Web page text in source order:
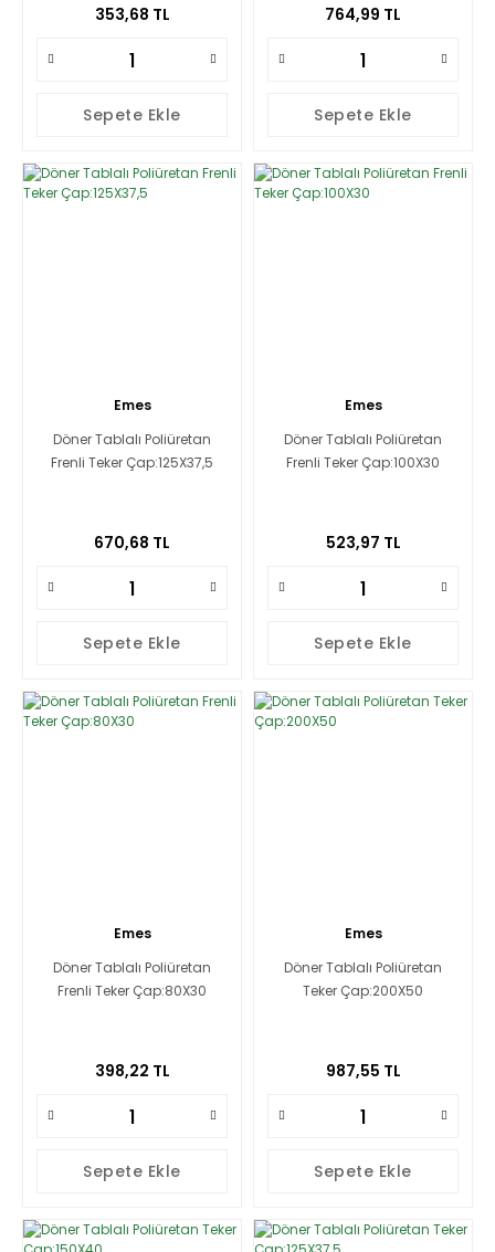
353,68 TL
Sepete Ekle
764,99 TL
Sepete Ekle
Emes
Döner Tablalı Poliüretan
Frenli Teker Çap:125X37,5
670,68 TL
Sepete Ekle
Emes
Döner Tablalı Poliüretan
Frenli Teker Çap:100X30
523,97 TL
Sepete Ekle
Emes
Döner Tablalı Poliüretan
Frenli Teker Çap:80X30
398,22 TL
Sepete Ekle
Emes
Döner Tablalı Poliüretan
Teker Çap:200X50
987,55 TL
Sepete Ekle